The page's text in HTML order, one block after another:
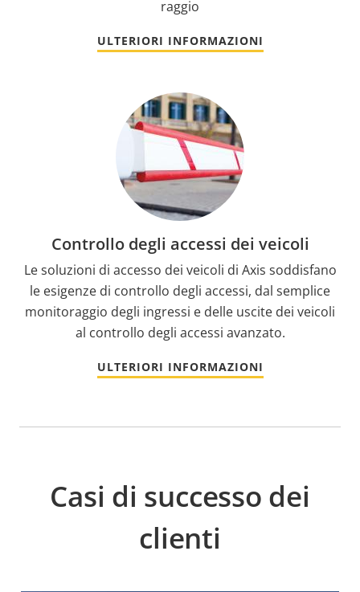
raggio
ULTERIORI INFORMAZIONI
Controllo degli accessi dei veicoli
Le soluzioni di accesso dei veicoli di Axis soddisfano
le esigenze di controllo degli accessi, dal semplice
monitoraggio degli ingressi e delle uscite dei veicoli
al controllo degli accessi avanzato.
ULTERIORI INFORMAZIONI
Casi di successo dei
clienti